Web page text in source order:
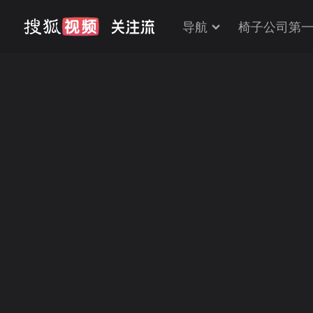
导航 椅子公司第